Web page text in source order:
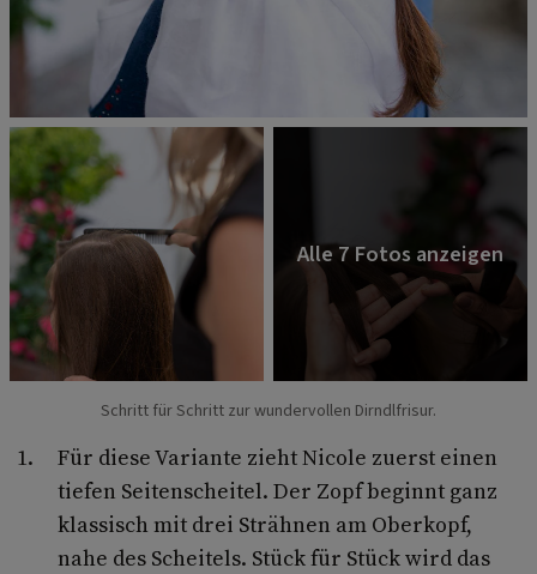
Schritt für Schritt zur wundervollen Dirndlfrisur.
Für diese Variante zieht Nicole zuerst einen
tiefen Seitenscheitel. Der Zopf beginnt ganz
klassisch mit drei Strähnen am Oberkopf,
nahe des Scheitels. Stück für Stück wird das